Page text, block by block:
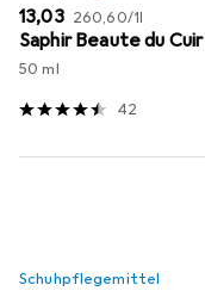
EUR
13,03 EUR
260,60/1l
Saphir Beaute du Cuir
50 ml
42
Schuhpflegemittel